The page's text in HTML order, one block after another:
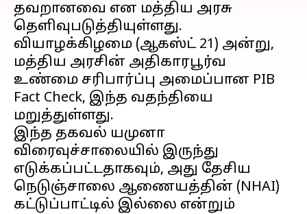
தவறானவை என மத்திய அரசு
தெளிவுபடுத்தியுள்ளது.
வியாழக்கிழமை (ஆகஸ்ட் 21) அன்று,
மத்திய அரசின் அதிகாரபூர்வ
உண்மை சரிபார்ப்பு அமைப்பான PIB
Fact Check, இந்த வதந்தியை
மறுத்துள்ளது.
இந்த தகவல் யமுனா
விரைவுச்சாலையில் இருந்து
எடுக்கப்பட்டதாகவும், அது தேசிய
நெடுஞ்சாலை ஆணையத்தின் (NHAI)
கட்டுப்பாட்டில் இல்லை என்றும்